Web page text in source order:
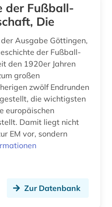
der Fußball-
Die
Ausgabe Göttingen,
der Fußball-
den 1920er Jahren
großen
zwölf Endrunden
die wichtigsten
europäischen
Damit liegt nicht
EM vor, sondern
Zur Datenbank